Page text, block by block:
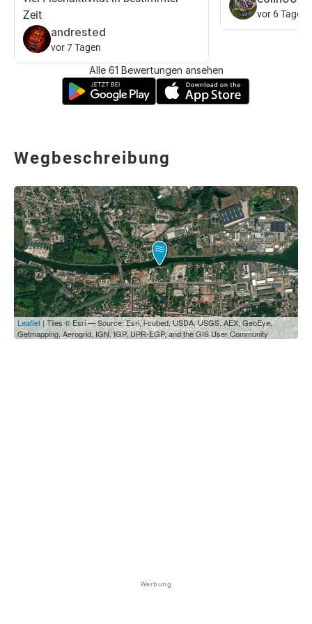
Zeit
andrested
vor 7 Tagen
vor 6 Tagen
Alle 61 Bewertungen ansehen
Wegbeschreibung
Leaflet | Tiles © Esri — Source: Esri, i-cubed, USDA, USGS, AEX, GeoEye,
Getmapping, Aerogrid, IGN, IGP, UPR-EGP, and the GIS User Community
Werbung